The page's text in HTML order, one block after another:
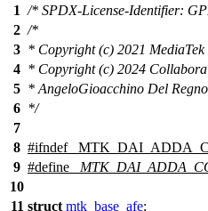
1 /* SPDX-License-Identifier:
2 /*
3 * Copyright (c) 2021 MediaTek
4 * Copyright (c) 2024
5 * AngeloGioacchino Del
6 */
7
8 #ifndef
9 #define
10
11 struct mtk_base_afe;